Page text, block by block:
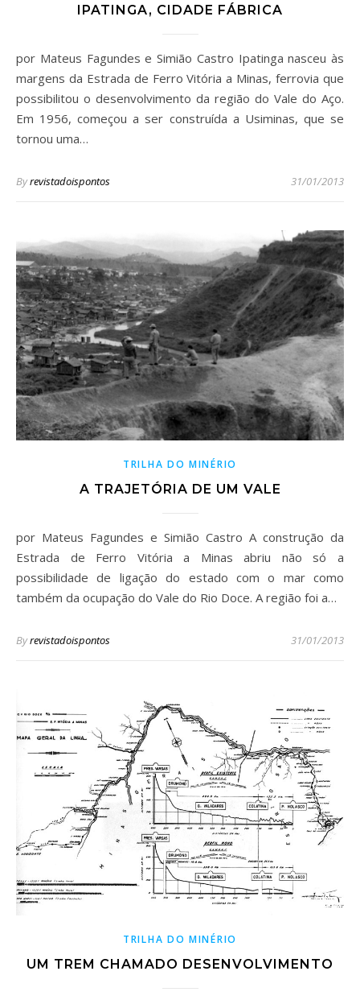
IPATINGA, CIDADE FÁBRICA
por Mateus Fagundes e Simião Castro Ipatinga nasceu às
margens da Estrada de Ferro Vitória a Minas, ferrovia que
possibilitou o desenvolvimento da região do Vale do Aço.
Em 1956, começou a ser construída a Usiminas, que se
tornou uma…
Byrevistadoispontos 31/01/2013
TRILHA DO MINÉRIO
A TRAJETÓRIA DE UM VALE
por Mateus Fagundes e Simião Castro A construção da
Estrada de Ferro Vitória a Minas abriu não só a
possibilidade de ligação do estado com o mar como
também da ocupação do Vale do Rio Doce. A região foi a…
Byrevistadoispontos 31/01/2013
TRILHA DO MINÉRIO
UM TREM CHAMADO DESENVOLVIMENTO